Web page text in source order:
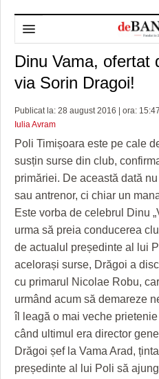
HOME
DESPRE NOI
REDACȚIA DEBANAT
POLITICA DE COOKIES
POLITICA DE
ADMINISTRAȚIE
PRIMĂRIA TIMIŞOARA
CONSILIUL JUDEŢEAN
POLITICĂ
POLITICA
SPORT
FOTBAL JUDETEAN
ALTE SPORTURI
DOSARELE DEBANAT
ETICA LUCIDITĂȚII
JURNAL DE CAMPANIE
ZÂMBETE AMARE
GRĂDINA TAICII
ZIARISTU’ DE TERASĂ
CU OIŞTEA-N
TIMP LIBER ȘI CULTURĂ
TIMP LIBER
ULTRAMARIN VA
CULTURA
CRONICĂ DE FILM
UNDE MERGEM
FILME DOCUMENTARE
ECONOMIC
AFACERI
SĂNĂTATE
MAI MULTE
ACCIDENTE
ANUNŢURI
INFO SI UTILE
Dinu Vama, ofertat
via Sorin Dragoi!
Publicat la: 28 august 2016 | ora:
Iulia Avram
Poli Timișoara este pe cale
susțin surse din club,
primăriei. De această dată
sau antrenor, ci chiar un
Este vorba de celebrul Dinu
urma să preia conducerea
de actualul președinte al lui
acelorași surse, Drăgoi a
cu primarul Nicolae Robu,
urmând acum să demareze
îl leagă o mai veche
când ultimul era director
Drăgoi șef la Vama Arad,
președinte al lui Poli să